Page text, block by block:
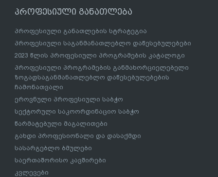
პროფესიული განათლება
პროფესიული განათლების სტრატეგია
პროფესიული საგანმანათლებლო დაწესებულებები
2023 წლის პროფესიული პროგრამების კატალოგი
პროფესიული პროგრამების განმახორციელებელი
ზოგადსაგანმანათლებლო დაწესებულებების
ჩამონათვალი
ეროვნული პროფესიული საბჭო
სექტორული საკოორდინაციო საბჭო
წარმატებული მაგალითები
გახდი პროფესიონალი და დასაქმდი
სასარგებლო ბმულები
საერთაშორისო კავშირები
კვლევები